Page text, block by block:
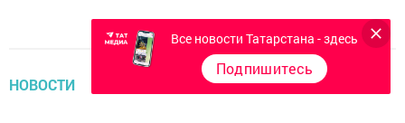
НОВОСТИ
Все новости Татарстана - здесь
Подпишитесь